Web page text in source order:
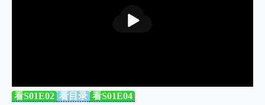
放
看S01E02 看目录 看S01E04